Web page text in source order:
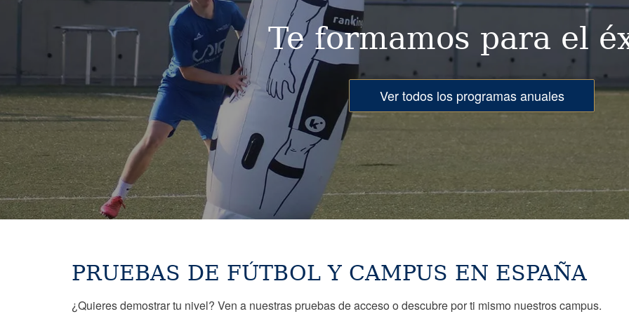
Te formamos para el
Ver todos los programas anuales
PRUEBAS DE FÚTBOL Y CAMPUS EN ESPAÑA
¿Quieres demostrar tu nivel? Ven a nuestras pruebas de acceso o descubre por ti mismo nuestros campus.